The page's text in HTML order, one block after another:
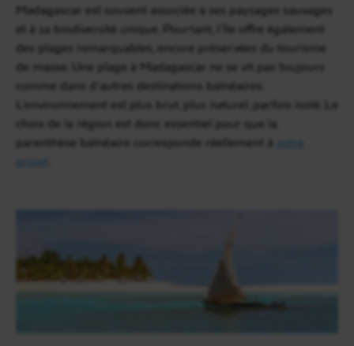
Madagascar est souvent associée à ses paysages sauvages
et à sa biodiversité unique. Pourtant, l’île offre également
des plages remarquables, encore préservées du tourisme
de masse. Une plage à Madagascar ne se vit pas toujours
comme dans d’autres destinations balnéaires.
L’environnement est plus brut, plus naturel, parfois isolé. Le
choix de la région est donc essentiel pour que la
parenthèse balnéaire corresponde réellement à